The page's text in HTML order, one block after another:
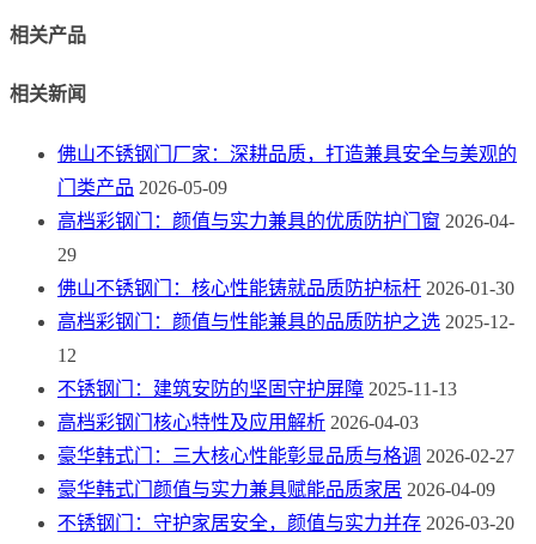
相关产品
相关新闻
佛山不锈钢门厂家：深耕品质，打造兼具安全与美观的
门类产品 2026-05-09
高档彩钢门：颜值与实力兼具的优质防护门窗 2026-04-
29
佛山不锈钢门：核心性能铸就品质防护标杆 2026-01-30
高档彩钢门：颜值与性能兼具的品质防护之选 2025-12-
12
不锈钢门：建筑安防的坚固守护屏障 2025-11-13
高档彩钢门核心特性及应用解析 2026-04-03
豪华韩式门：三大核心性能彰显品质与格调 2026-02-27
豪华韩式门颜值与实力兼具赋能品质家居 2026-04-09
不锈钢门：守护家居安全，颜值与实力并存 2026-03-20